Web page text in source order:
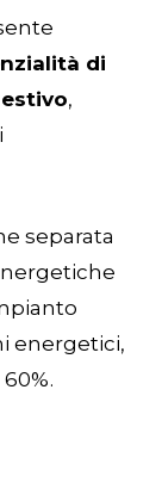
di
,
separata
energetici,